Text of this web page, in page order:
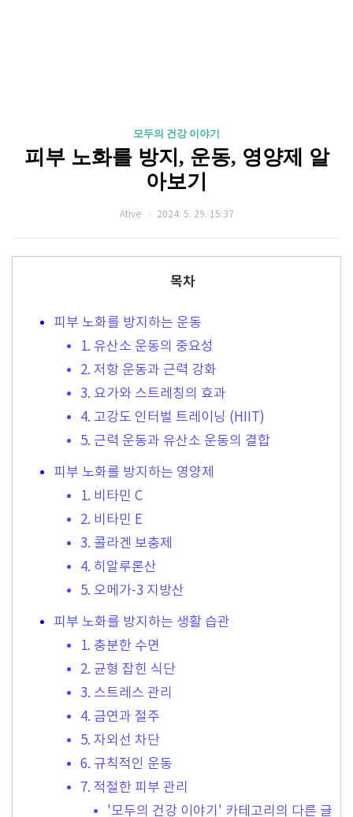
모두의 건강 이야기
피부 노화를 방지, 운동, 영양제 알
아보기
Ative 2024. 5. 29. 15:37
목차
피부 노화를 방지하는 운동
1. 유산소 운동의 중요성
2. 저항 운동과 근력 강화
3. 요가와 스트레칭의 효과
4. 고강도 인터벌 트레이닝 (HIIT)
5. 근력 운동과 유산소 운동의 결합
피부 노화를 방지하는 영양제
1. 비타민 C
2. 비타민 E
3. 콜라겐 보충제
4. 히알루론산
5. 오메가-3 지방산
피부 노화를 방지하는 생활 습관
1. 충분한 수면
2. 균형 잡힌 식단
3. 스트레스 관리
4. 금연과 절주
5. 자외선 차단
6. 규칙적인 운동
7. 적절한 피부 관리
'모두의 건강 이야기' 카테고리의 다른 글